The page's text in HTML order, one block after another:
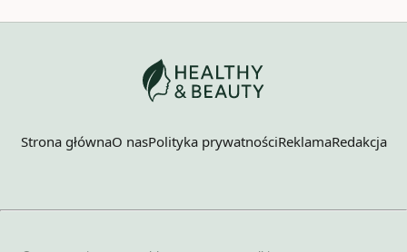
Strona głównaO nasPolityka prywatnościReklamaRedakcja